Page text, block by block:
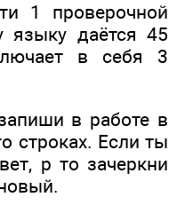
1 проверочной
языку даётся 45
в себя 3
в работе в
строках. Если ты
р то зачеркни